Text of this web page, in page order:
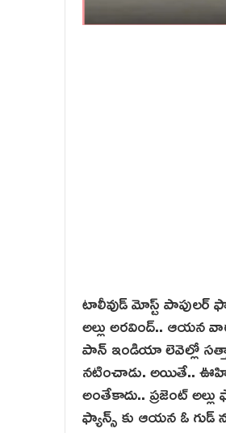
టాలీవుడ్ మోస్ట్ పాపులర్
అల్లు అరవింద్.. ఆయన
పాన్ ఇండియా లెవెల్లో సత్తా
నటించాడు. అయితే..
అంతేకాదు.. ప్రజెంట్
ఫ్యాన్స్ కు ఆయన ఓ గుడ్